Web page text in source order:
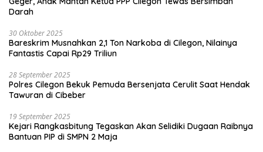
Darah
30 Oktober 2025
Bareskrim Musnahkan 2,1 Ton Narkoba di Cilegon, Nilainya
Fantastis Capai Rp29 Triliun
28 September 2025
Polres Cilegon Bekuk Pemuda Bersenjata Cerulit Saat Hendak
Tawuran di Cibeber
19 September 2025
Kejari Rangkasbitung Tegaskan Akan Selidiki Dugaan Raibnya
Bantuan PIP di SMPN 2 Maja